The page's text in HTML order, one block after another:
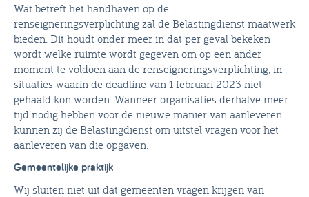
Wat betreft het handhaven op de
renseigneringsverplichting zal de Belastingdienst maatwerk
bieden. Dit houdt onder meer in dat per geval bekeken
wordt welke ruimte wordt gegeven om op een ander
moment te voldoen aan de renseigneringsverplichting, in
situaties waarin de deadline van 1 februari 2023 niet
gehaald kon worden. Wanneer organisaties derhalve meer
tijd nodig hebben voor de nieuwe manier van aanleveren
kunnen zij de Belastingdienst om uitstel vragen voor het
aanleveren van die opgaven.
Gemeentelijke praktijk
Wij sluiten niet uit dat gemeenten vragen krijgen van